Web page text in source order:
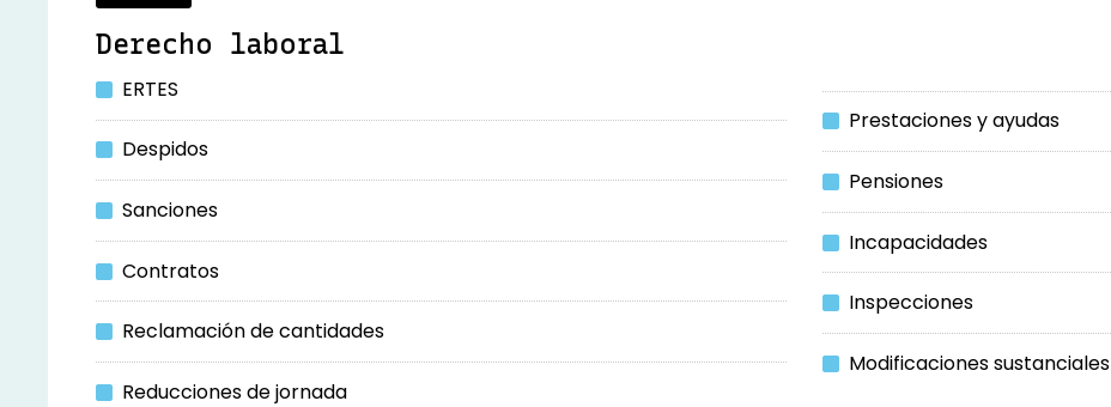
Noia y Ribeira
Derecho laboral
ERTES
Despidos
Sanciones
Contratos
Reclamación de cantidades
Reducciones de jornada
Prestaciones y ayudas
Pensiones
Incapacidades
Inspecciones
Modificaciones sustanciales